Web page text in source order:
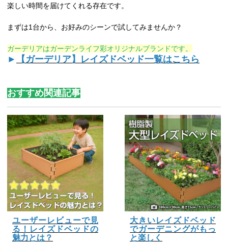
楽しい時間を届けてくれる存在です。
まずは1台から、お好みのシーンで試してみませんか？
ガーデリアはガーデンライフ彩オリジナルブランドです。
► 【ガーデリア】レイズドベッド一覧はこちら
おすすめ関連記事
ユーザーレビューで見
る！レイズドベッドの
魅力とは？
大きいレイズドベッド
でガーデニングがもっ
と楽しく